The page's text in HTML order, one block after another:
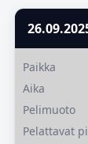
Paikka
Aika
Pelimuoto
Pelattavat